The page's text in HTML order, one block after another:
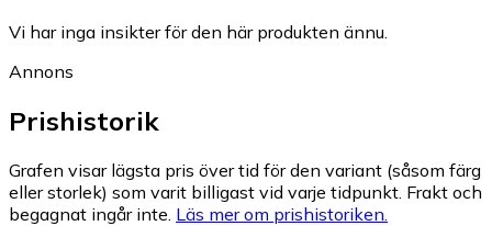
Vi har inga insikter för den här produkten ännu.
Annons
Prishistorik
Grafen visar lägsta pris över tid för den variant (såsom färg
eller storlek) som varit billigast vid varje tidpunkt. Frakt och
begagnat ingår inte. Läs mer om prishistoriken.